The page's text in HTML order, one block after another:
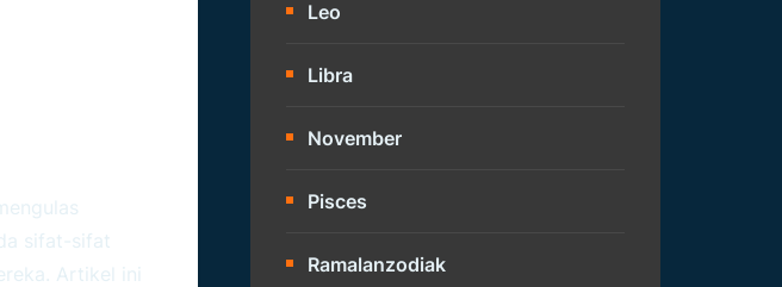
sifat-sifat
Artikel ini
Leo
Libra
November
Pisces
Ramalanzodiak